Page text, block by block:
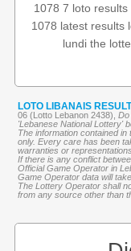
1078 7 loto results
1078 latest results
lundi the
LOTO LIBANAIS
06 (Lotto Lebanon 2438), Do
'Lebanese National Lottery'
The information contained
only. Every care has been
warranties or
If there is any conflict
Official Game Operator in
Game Operator data will
The Lottery Operator shall
from any source other than